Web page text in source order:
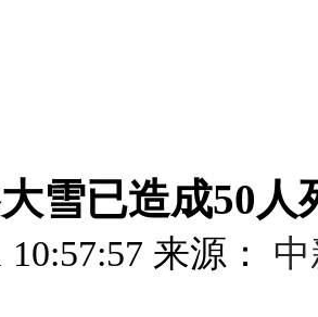
雪已造成50人
10:57:57 来源：